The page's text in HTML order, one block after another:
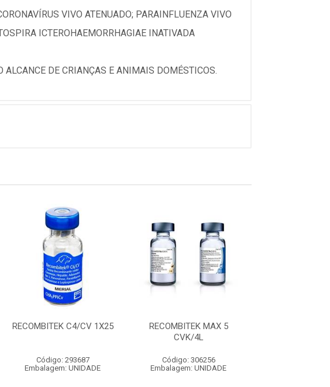
VIVO ATENUADO; PARAINFLUENZA VIVO
ICTEROHAEMORRHAGIAE INATIVADA
ALCANCE DE CRIANÇAS E ANIMAIS DOMÉSTICOS.
RECOMBITEK C4/CV 1X25
Código: 293687
Embalagem: UNIDADE
RECOMBITEK MAX 5
CVK/4L
Código: 306256
Embalagem: UNIDADE